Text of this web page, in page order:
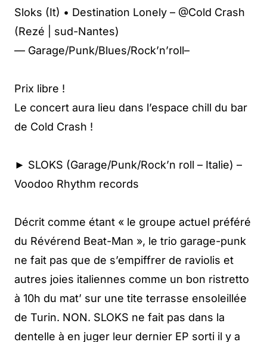
Sloks (It) • Destination Lonely – @Cold Crash
(Rezé | sud-Nantes)
— Garage/Punk/Blues/Rock’n’roll–
Prix libre !
Le concert aura lieu dans l’espace chill du bar
de Cold Crash !
► SLOKS (Garage/Punk/Rock’n roll – Italie) –
Voodoo Rhythm records
Décrit comme étant « le groupe actuel préféré
du Révérend Beat-Man », le trio garage-punk
ne fait pas que de s’empiffrer de raviolis et
autres joies italiennes comme un bon ristretto
à 10h du mat’ sur une tite terrasse ensoleillée
de Turin. NON. SLOKS ne fait pas dans la
dentelle à en juger leur dernier EP sorti il y a